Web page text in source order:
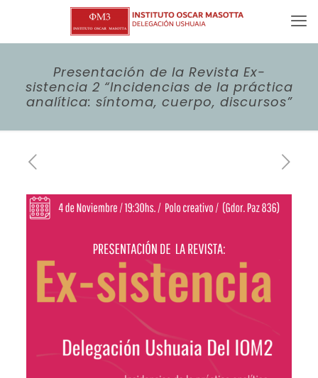
Presentación de la Revista Ex-
sistencia 2 “Incidencias de la práctica
analítica: síntoma, cuerpo, discursos”